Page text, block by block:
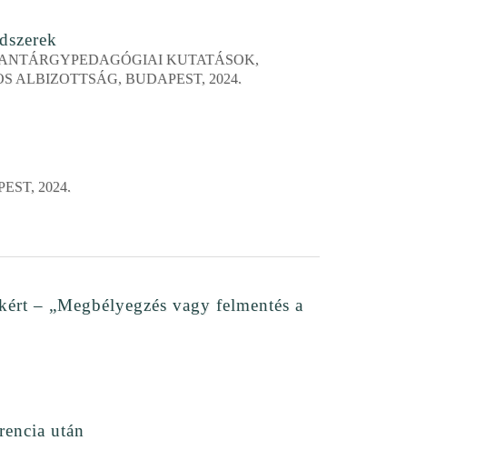
KUTATÁSOK,
ALBIZOTTSÁG, BUDAPEST, 2024.
2024.
– „Megbélyegzés vagy felmentés a
után